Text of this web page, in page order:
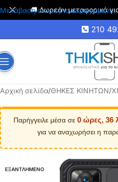
Μετάβαση στο κύριο περιεχόμενο
🚚 Δωρεάν μεταφορικά
210
Αρχική σελίδα/ΘΗΚΕΣ ΚΙΝΗΤΩΝ/
Παρήγγειλε μέσα σε 0 ώρες, 36
για να αναχωρήσει η
ΕΞΑΝΤΛΗΜΕΝΟ